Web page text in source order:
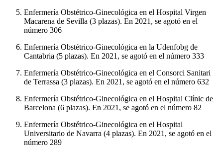
Enfermería Obstétrico-Ginecológica en el Hospital Virgen
Macarena de Sevilla (3 plazas). En 2021, se agotó en el
número 306
Enfermería Obstétrico-Ginecológica en la Udenfobg de
Cantabria (5 plazas). En 2021, se agotó en el número 333
Enfermería Obstétrico-Ginecológica en el Consorci Sanitari
de Terrassa (3 plazas). En 2021, se agotó en el número 632
Enfermería Obstétrico-Ginecológica en el Hospital Clínic de
Barcelona (6 plazas). En 2021, se agotó en el número 82
Enfermería Obstétrico-Ginecológica en el Hospital
Universitario de Navarra (4 plazas). En 2021, se agotó en el
número 289